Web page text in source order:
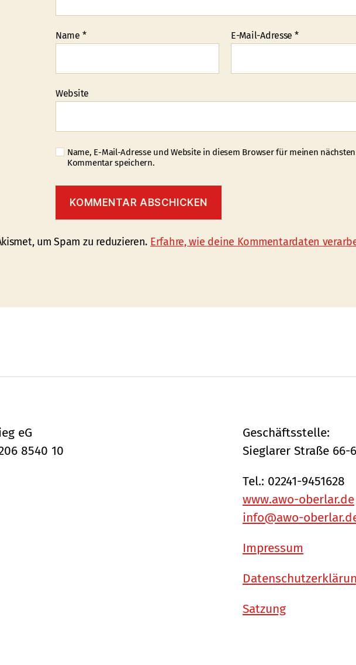
Name * E-Mail-Adresse *
Website
Name, E-Mail-Adresse und Website in diesem Browser für meinen nächsten
Kommentar speichern.
um Spam zu reduzieren. Erfahre, wie deine Kommentardaten
eG
8540 10
Geschäftsstelle:
Sieglarer Straße 66-
Tel.: 02241-9451628
www.awo-oberlar.de
info@awo-
Impressum
Satzung